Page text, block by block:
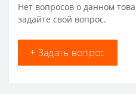
Нет вопросов о данном
задайте свой вопрос.
+ Задать вопрос